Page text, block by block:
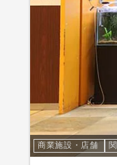
商業施設・店舗